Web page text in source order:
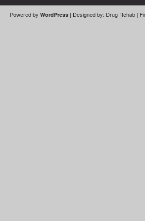
Powered by WordPress| Designed by: Drug Rehab|